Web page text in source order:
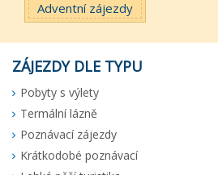
Adventní zájezdy
ZÁJEZDY DLE TYPU
Pobyty s výlety
Termální lázně
Poznávací zájezdy
Krátkodobé poznávací